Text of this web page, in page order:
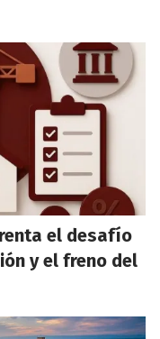
el desafío
y el freno del